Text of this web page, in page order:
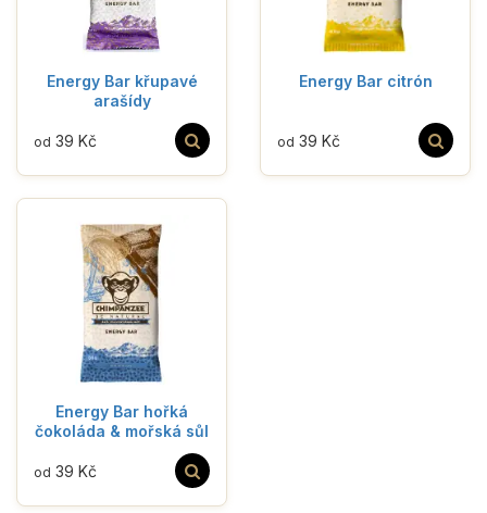
Energy Bar křupavé
arašídy
od 39 Kč
Energy Bar citrón
od 39 Kč
Energy Bar hořká
čokoláda & mořská sůl
od 39 Kč